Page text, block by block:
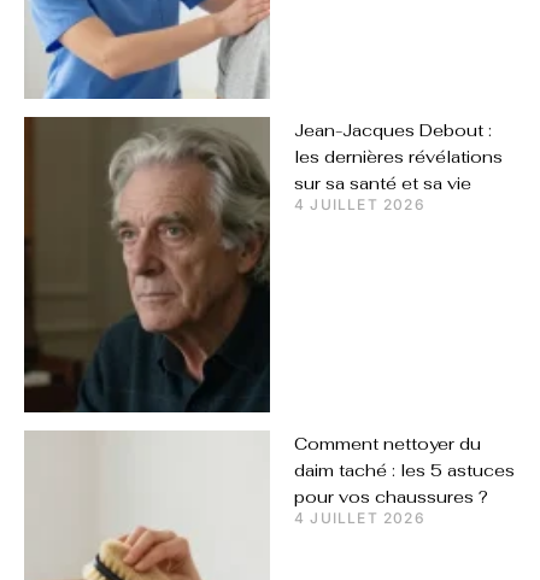
Jean-Jacques Debout :
les dernières révélations
sur sa santé et sa vie
4 JUILLET 2026
Comment nettoyer du
daim taché : les 5 astuces
pour vos chaussures ?
4 JUILLET 2026